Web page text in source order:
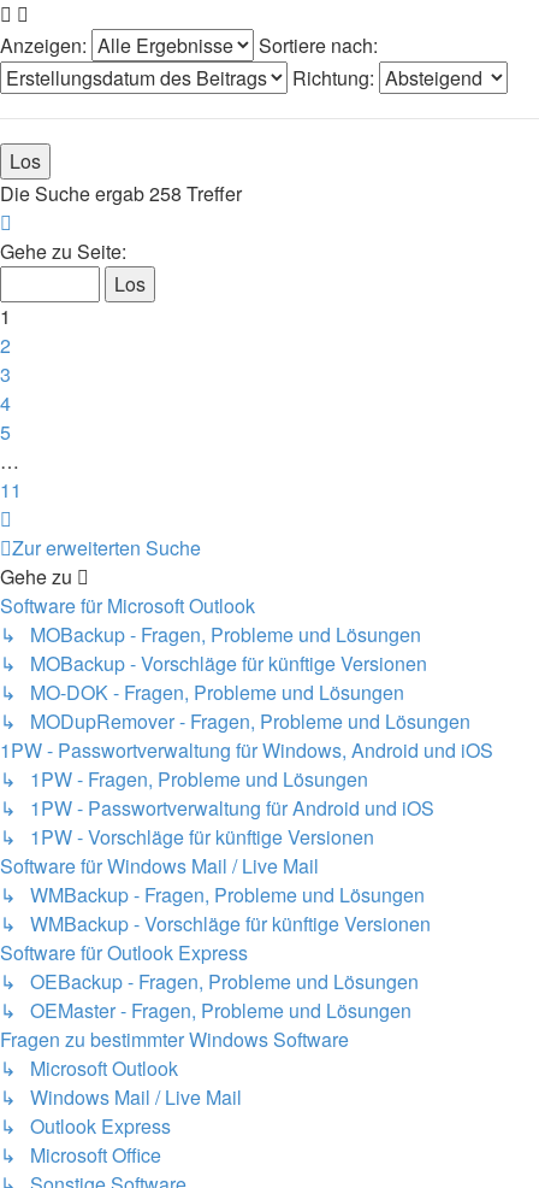
Anzeigen:
Sortiere nach:
Richtung:
Die Suche ergab 258 Treffer
1
11
Gehe zu Seite:
1
2
3
4
5
…
11
Zur erweiterten Suche
Gehe zu
Software für Microsoft Outlook
↳ MOBackup - Fragen, Probleme und Lösungen
↳ MOBackup - Vorschläge für künftige Versionen
↳ MO-DOK - Fragen, Probleme und Lösungen
↳ MODupRemover - Fragen, Probleme und Lösungen
1PW - Passwortverwaltung für Windows, Android und iOS
↳ 1PW - Fragen, Probleme und Lösungen
↳ 1PW - Passwortverwaltung für Android und iOS
↳ 1PW - Vorschläge für künftige Versionen
Software für Windows Mail / Live Mail
↳ WMBackup - Fragen, Probleme und Lösungen
↳ WMBackup - Vorschläge für künftige Versionen
Software für Outlook Express
↳ OEBackup - Fragen, Probleme und Lösungen
↳ OEMaster - Fragen, Probleme und Lösungen
Fragen zu bestimmter Windows Software
↳ Microsoft Outlook
↳ Windows Mail / Live Mail
↳ Outlook Express
↳ Microsoft Office